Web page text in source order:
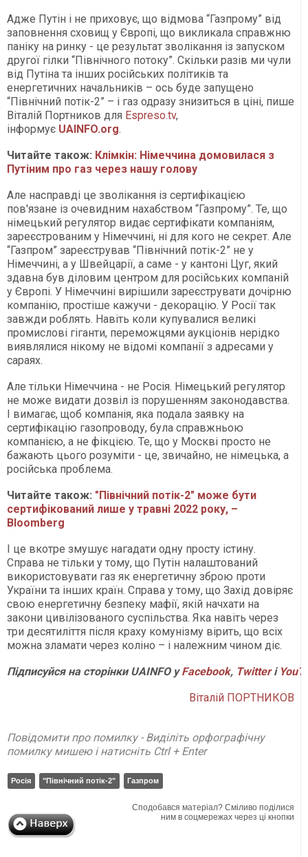
Адже Путін і не приховує, що відмова “Газпрому” від
заповнення сховищ у Європі, що викликала справжню
паніку на ринку - це результат зволікання із запуском
другої гілки “Північного потоку”. Скільки разів ми чули
від Путіна та інших російських політиків та
енергетичних начальників – ось буде запущено
“Північний потік-2” – і газ одразу знизиться в ціні, пише
Віталій Портников для Еspreso.tv,
інформує UAINFO.org.
Читайте також: Клімкін: Німеччина домовилася з
Путіним про газ через нашу голову
Але насправді це зволікання із сертифікацією
пов'язане із очевидним нахабством “Газпрому”. Те, що
німецький регулятор видає сертифікати компаніям,
зареєстрованим у Німеччині, ні для кого не секрет. Але
“Газпром” зареєстрував “Північний потік-2” не у
Німеччині, а у Швейцарії, а саме - у кантоні Цуг, який
здавна був діловим центром для російських компаній
у Європі. У Німеччині вирішили зареєструвати дочірню
компанію, простіше кажучи - декорацію. У Росії так
завжди роблять. Навіть коли купувалися великі
промислові гіганти, переможцями аукціонів нерідко
виявлялися нікому не відомі компанії з адресами у
сараях.
Але тільки Німеччина - не Росія. Німецький регулятор
не може видати дозвіл із порушенням законодавства.
І вимагає, щоб компанія, яка подала заявку на
сертифікацію газопроводу, була справжньою
компанією, а не фікцією. Те, що у Москві просто не
бажають цього розуміти - це, звичайно, не німецька, а
російська проблема.
Читайте також: "Північний потік-2" може бути
сертифікований лише у травні 2022 року, –
Bloomberg
І це вкотре змушує нагадати одну просту істину.
Справа не тільки у тому, що Путін налаштований
використовувати газ як енергетичну зброю проти
України та інших країн. Справа у тому, що Захід довіряє
свою енергетичну безпеку мафії, якій начхати на
закони цивілізованого суспільства. Яка навіть через
три десятиліття після краху комунізму вірить, що всіх
можна зламати через коліно – і належним чином діє.
Підписуйся на сторінки UAINFO уFacebook, Twitterі
Віталій ПОРТНИКОВ
Повідомити про помилку - Виділіть орфографічну
помилку мишею і натисніть Ctrl + Enter
Росія "Північний потік-2" Газпром
Сподобався матеріал? Сміливо поділися
ним в соцмережах через ці кнопки